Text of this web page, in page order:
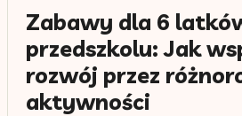
Zabawy dla 6
przedszkolu: Jak
rozwój przez
aktywności